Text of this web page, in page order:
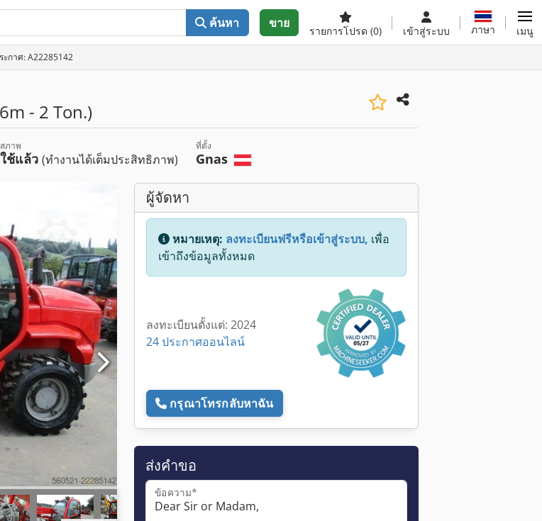
ค้นหา ขาย
รายการโปรด (0) เข้าสู่ระบบ ภาษา เมนู
ะกาศ: A22285142
- 2 Ton.)
สภาพ
ใช้แล้ว(ทำงานได้เต็มประสิทธิภาพ)
ที่ตั้ง
Gnas
ผู้จัดหา
หมายเหตุ: ลงทะเบียนฟรีหรือเข้าสู่ระบบ, เพื่อ
เข้าถึงข้อมูลทั้งหมด
ลงทะเบียนตั้งแต่: 2024
24 ประกาศออนไลน์
กรุณาโทรกลับหาฉัน
ส่งคำขอ
ข้อความ*